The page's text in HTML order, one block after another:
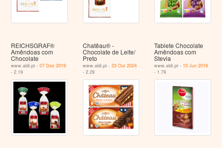
REICHSGRAF®
Amêndoas com
Chocolate
www.aldi.pt -07 Dez 2019
- 2.19
Chatêau® -
Chocolate de Leite/
Preto
www.aldi.pt - 23 Out 2024
- 2.29
Tablete Chocolate
Amêndoas com
Stevia
www.aldi.pt - 15 Jun 2016
- 1.79